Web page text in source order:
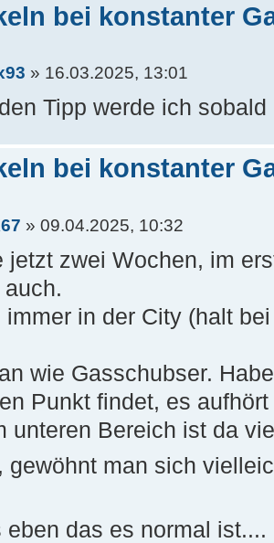
bei konstanter
» 16.03.2025, 13:01
Tipp werde ich
bei konstanter
» 09.04.2025, 10:32
jetzt zwei Wochen, im
immer in der City (halt
wie Gasschubser.
Punkt findet, es
unteren Bereich ist da
gewöhnt man sich
eben das es normal